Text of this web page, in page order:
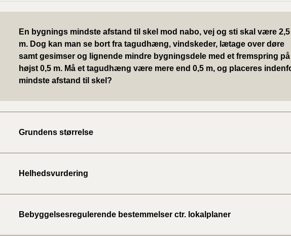
BR18 (1/7-
2018)
BR18 (1/1-
En bygnings mindste afstand til skel mod nabo, vej og sti skal være 2,5
m. Dog kan man se bort fra tagudhæng, vindskeder, lætage over døre
samt gesimser og lignende mindre bygningsdele med et fremspring på
højst 0,5 m. Må et tagudhæng være mere end 0,5 m, og placeres
mindste afstand til skel?
Grundens størrelse
Helhedsvurdering
Bebyggelsesregulerende bestemmelser ctr. lokalplaner